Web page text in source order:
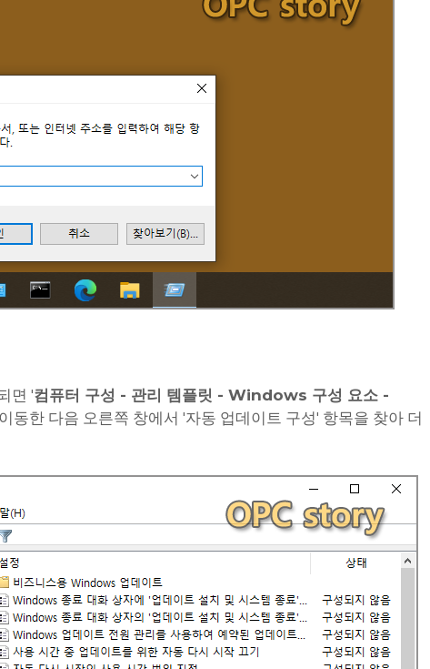
면 '컴퓨터 구성 - 관리 템플릿 - Windows 구성 요소 -
동한 다음 오른쪽 창에서 '자동 업데이트 구성' 항목을 찾아 더